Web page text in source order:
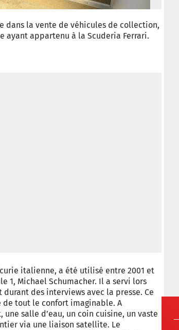
dans la vente de véhicules de collection,
ayant appartenu à la Scuderia Ferrari.
italienne, a été utilisé entre 2001 et
1, Michael Schumacher. Il a servi lors
des interviews avec la presse. Ce
de tout le confort imaginable. A
salle d’eau, un coin cuisine, un vaste
via une liaison satellite. Le